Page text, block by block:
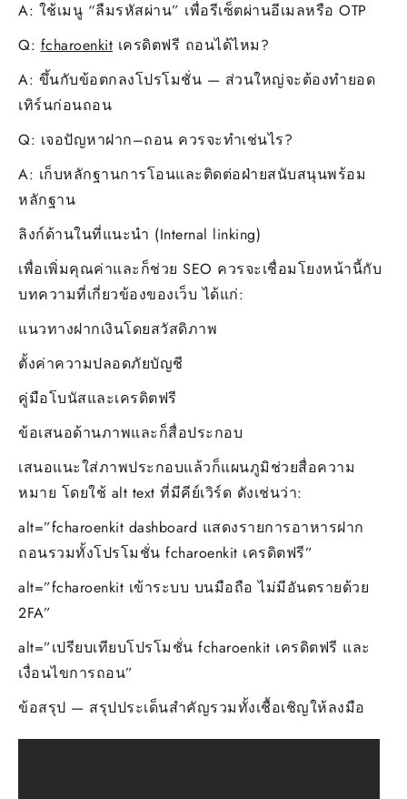
A: ใช้เมนู “ลืมรหัสผ่าน” เพื่อรีเซ็ตผ่านอีเมลหรือ OTP
Q: fcharoenkit เครดิตฟรี ถอนได้ไหม?
A: ขึ้นกับข้อตกลงโปรโมชั่น — ส่วนใหญ่จะต้องทำยอด
เทิร์นก่อนถอน
Q: เจอปัญหาฝาก–ถอน ควรจะทำเช่นไร?
A: เก็บหลักฐานการโอนและติดต่อฝ่ายสนับสนุนพร้อม
หลักฐาน
ลิงก์ด้านในที่แนะนำ (Internal linking)
เพื่อเพิ่มคุณค่าและก็ช่วย SEO ควรจะเชื่อมโยงหน้านี้กับ
บทความที่เกี่ยวข้องของเว็บ ได้แก่:
แนวทางฝากเงินโดยสวัสดิภาพ
ตั้งค่าความปลอดภัยบัญชี
คู่มือโบนัสและเครดิตฟรี
ข้อเสนอด้านภาพและก็สื่อประกอบ
เสนอแนะใส่ภาพประกอบแล้วก็แผนภูมิช่วยสื่อความ
หมาย โดยใช้ alt text ที่มีคีย์เวิร์ด ดังเช่นว่า:
alt=”fcharoenkit dashboard แสดงรายการอาหารฝาก
ถอนรวมทั้งโปรโมชั่น fcharoenkit เครดิตฟรี”
alt=”fcharoenkit เข้าระบบ บนมือถือ ไม่มีอันตรายด้วย
2FA”
alt=”เปรียบเทียบโปรโมชั่น fcharoenkit เครดิตฟรี และ
เงื่อนไขการถอน”
ข้อสรุป — สรุปประเด็นสำคัญรวมทั้งเชื้อเชิญให้ลงมือ